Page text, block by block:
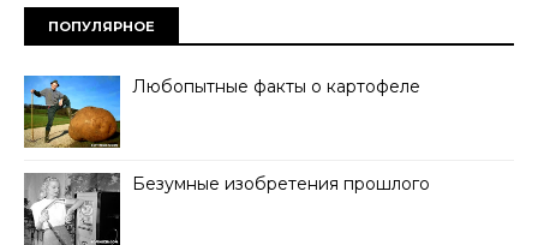
ПОПУЛЯРНОЕ
Любопытные факты о картофеле
Безумные изобретения прошлого